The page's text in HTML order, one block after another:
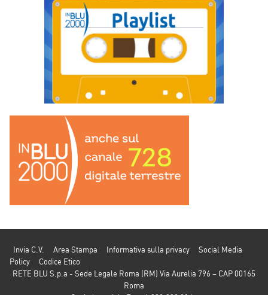
Invia C.V. Area Stampa Informativa sulla privacy
Social Media
Policy
Codice Etico
RETE BLU S.p.a - Sede Legale Roma (RM) Via Aurelia 796 – CAP 00165
Roma